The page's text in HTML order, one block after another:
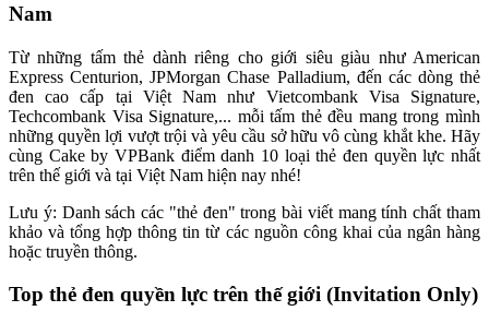
Nam
Từ những tấm thẻ dành riêng cho giới siêu giàu như American
Express Centurion, JPMorgan Chase Palladium, đến các dòng thẻ
đen cao cấp tại Việt Nam như Vietcombank Visa Signature,
Techcombank Visa Signature,... mỗi tấm thẻ đều mang trong mình
những quyền lợi vượt trội và yêu cầu sở hữu vô cùng khắt khe. Hãy
cùng Cake by VPBank điểm danh 10 loại thẻ đen quyền lực nhất
trên thế giới và tại Việt Nam hiện nay nhé!
Lưu ý: Danh sách các "thẻ đen" trong bài viết mang tính chất tham
khảo và tổng hợp thông tin từ các nguồn công khai của ngân hàng
hoặc truyền thông.
Top thẻ đen quyền lực trên thế giới (Invitation Only)